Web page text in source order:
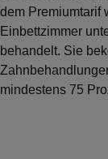
dem Premiumtarif
Einbettzimmer
behandelt. Sie
mindestens 75